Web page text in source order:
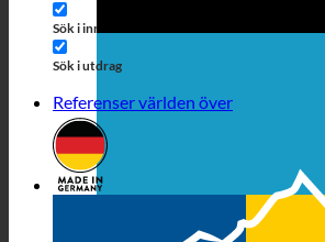
Sök i innehållet
Sök i utdrag
Referenser världen över